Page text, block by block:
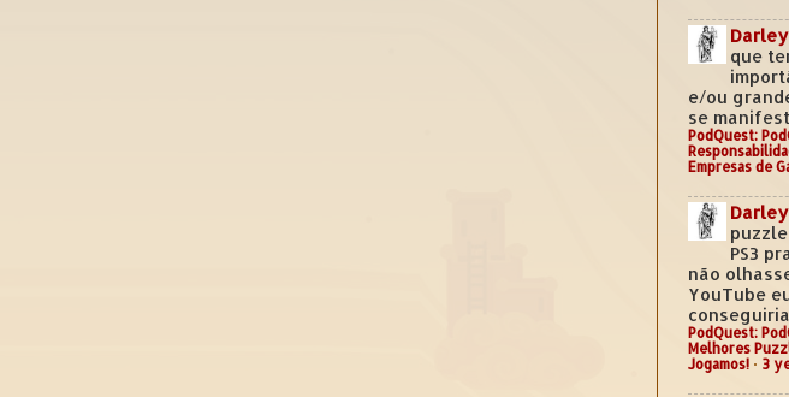
que
e/ou
se
PodQuest:
Empresas de
PS3
não
YouTube
PodQuest:
Melhores
Jogamos! · 3